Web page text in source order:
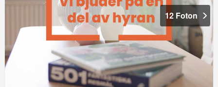
12 Foton